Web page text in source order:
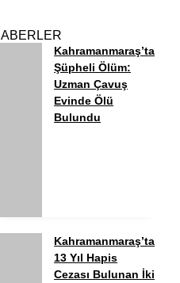
Kahramanmaraş’ta
Şüpheli Ölüm:
Uzman Çavuş
Evinde Ölü
Bulundu
Kahramanmaraş’ta
13 Yıl Hapis
Cezası Bulunan İki